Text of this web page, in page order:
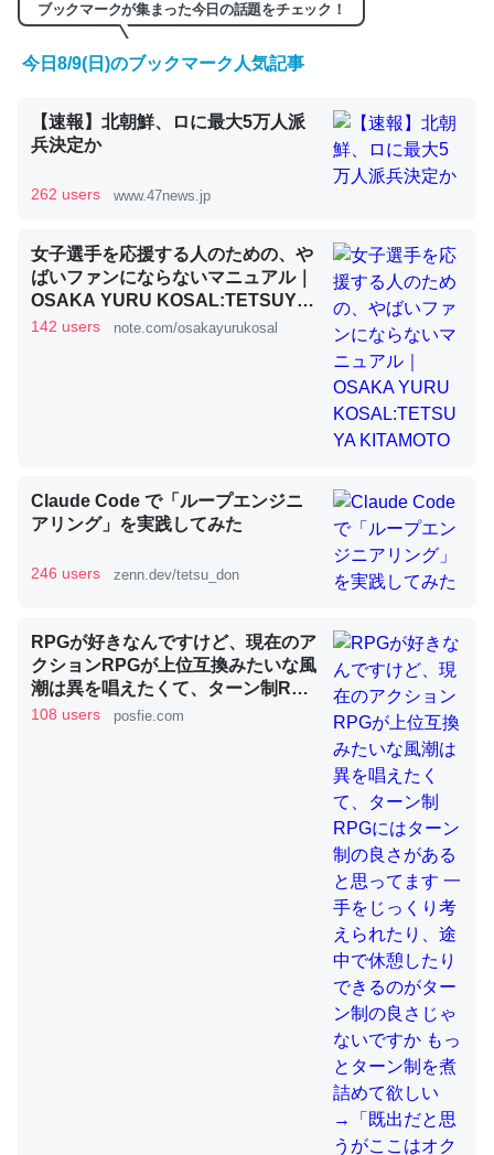
くらい。小説でいう「ずっと前の伏線」は回収されないけ
ど、短期記憶というには多い分量。進化すればするほど分
昆虫ってカルシウム少ないのか。知らんかった。調べたら
コオロギのカルシウム分はエビの600分の1程度。
─ニュース :: 【研究発表】昆虫学の大問題＝「昆虫はなぜ海にいな
論文では「淡水はカルシウムも酸素も不足してて両方に不
利だから両方が拮抗してるのでは」とあって面白い。海に
ずキチンを強化してる筈だが、酵素が違うのか？
─ニュース :: 【研究発表】昆虫学の大問題＝「昆虫はなぜ海にいな
いのか」に関する新仮説
これを元に考えるとカルシウムを大量に使う脊椎動物と貝
類は苦労してるんだな…。腹足類だと殻を無くしてナメク
─ニュース :: 【研究発表】昆虫学の大問題＝「昆虫はなぜ海にいな
ウチもEchoを実家に置いて４年。でたまに覗いてる。ぼ
ちぼちRingも置こうかと画策中。あと、Googleマップで
位置情報を共有してる。電池残量や充電中かが分かるので
ブックマークが集まった今日の話題をチェック！
今日8/9(日)のブックマーク人気記事
【速報】北朝鮮、ロに最大5万人派
兵決定か
262 users www.47news.jp
女子選手を応援する人のための、や
ばいファンにならないマニュアル｜
OSAKA YURU KOSAL:TETSUYA
KITAMOTO
142 users note.com/osakayurukosal
Claude Code で「ループエンジニ
アリング」を実践してみた
246 users zenn.dev/tetsu_don
RPGが好きなんですけど、現在のア
クションRPGが上位互換みたいな風
潮は異を唱えたくて、ターン制RPG
にはターン制の良さがあると思って
108 users posfie.com